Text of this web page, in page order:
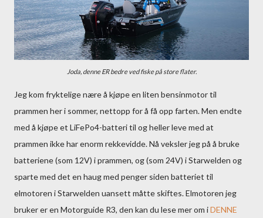
Joda, denne ER bedre ved fiske på store flater.
Jeg kom fryktelige nære å kjøpe en liten bensinmotor til
prammen her i sommer, nettopp for å få opp farten. Men endte
med å kjøpe et LiFePo4-batteri til og heller leve med at
prammen ikke har enorm rekkevidde. Nå veksler jeg på å bruke
batteriene (som 12V) i prammen, og (som 24V) i Starwelden og
sparte med det en haug med penger siden batteriet til
elmotoren i Starwelden uansett måtte skiftes. Elmotoren jeg
bruker er en Motorguide R3, den kan du lese mer om iDENNE